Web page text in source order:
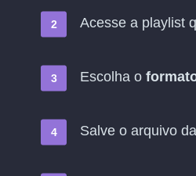
Acesse a playlist
Escolha o
Salve o arquivo